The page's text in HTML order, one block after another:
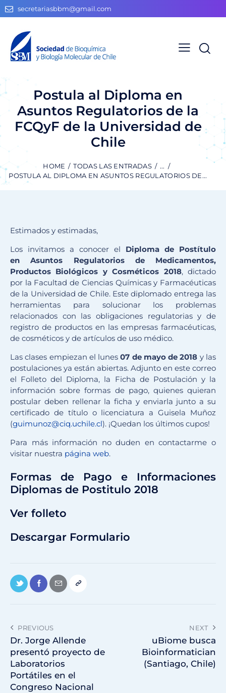
secretariasbbm@gmail.com
Postula al Diploma en
Asuntos Regulatorios de la
FCQyF de la Universidad de
Chile
HOME TODAS LAS ENTRADAS
...
POSTULA AL DIPLOMA EN ASUNTOS REGULATORIOS DE...
Estimados y estimadas,
Los invitamos a conocer el Diploma de Postítulo
enAsuntos Regulatorios de Medicamentos,
Productos Biológicos y Cosméticos 2018, dictado
por la Facultad de Ciencias Químicas y Farmacéuticas
de la Universidad de Chile. Este diplomado entrega las
herramientas para solucionar los problemas
relacionados con las obligaciones regulatorias y de
registro de productos en las empresas farmacéuticas,
de cosméticos y de artículos de uso médico.
Las clases empiezan el lunes07 de mayo de 2018 y las
postulaciones ya están abiertas. Adjunto en este correo
el Folleto del Diploma, la Ficha de Postulación y la
información sobre formas de pago, quienes quieran
postular deben rellenar la ficha y enviarla junto a su
certificado de título o licenciatura a Guisela Muñoz
(guimunoz@ciq.uchile.cl). ¡Quedan los últimos cupos!
Para más información no duden en contactarme o
visitar nuestra página web.
Formas de Pago e Informaciones
Diplomas de Postitulo 2018
Ver folleto
Descargar Formulario
PREVIOUS
Dr. Jorge Allende
presentó proyecto de
Laboratorios
Portátiles en el
Congreso Nacional
NEXT
uBiome busca
Bioinformatician
(Santiago, Chile)